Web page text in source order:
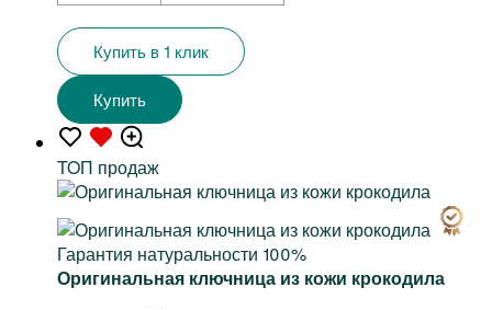
Купить в 1 клик
Купить
TOП продаж
Гарантия натуральности 100%
Оригинальная ключница из кожи крокодила